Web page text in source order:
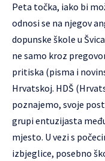
Peta točka, iako bi
odnosi se na njegov
dopunske škole u
ne samo kroz
pritiska (pisma i
Hrvatskoj. HDŠ
poznajemo, svoje
grupi entuzijasta
mjesto. U vezi s
izbjeglice, posebno